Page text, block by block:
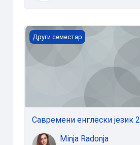
Савремени енглески језик 2
Други семестар
Савремени енглески језик 2
Minja Radonja